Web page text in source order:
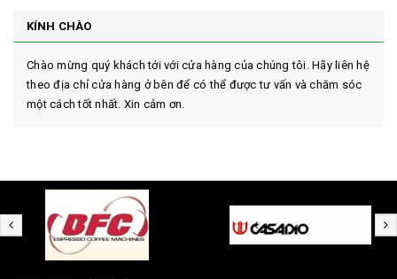
KÍNH CHÀO
Chào mừng quý khách tới với cửa hàng của chúng tôi. Hãy liên hệ
theo địa chỉ cửa hàng ở bên để có thể được tư vấn và chăm sóc
một cách tốt nhất. Xin cảm ơn.